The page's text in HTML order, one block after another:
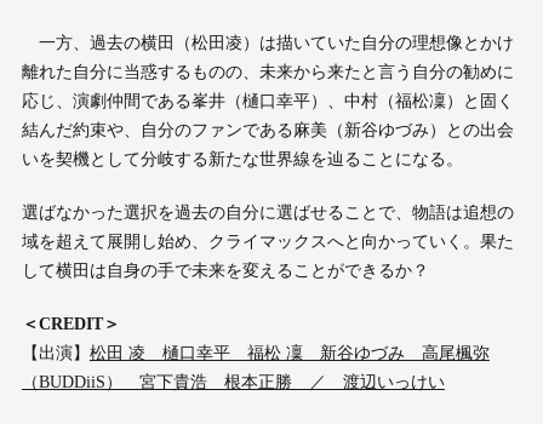
一方、過去の横田（松田凌）は描いていた自分の理想像とかけ
離れた自分に当惑するものの、未来から来たと言う自分の勧めに
応じ、演劇仲間である峯井（樋口幸平）、中村（福松凜）と固く
結んだ約束や、自分のファンである麻美（新谷ゆづみ）との出会
いを契機として分岐する新たな世界線を辿ることになる。
選ばなかった選択を過去の自分に選ばせることで、物語は追想の
域を超えて展開し始め、クライマックスへと向かっていく。果た
して横田は自身の手で未来を変えることができるか？
＜CREDIT＞
【出演】 松田 凌 樋口幸平 福松 凜 新谷ゆづみ 高尾楓弥
（BUDDiiS） 宮下貴浩 根本正勝 ／ 渡辺いっけい